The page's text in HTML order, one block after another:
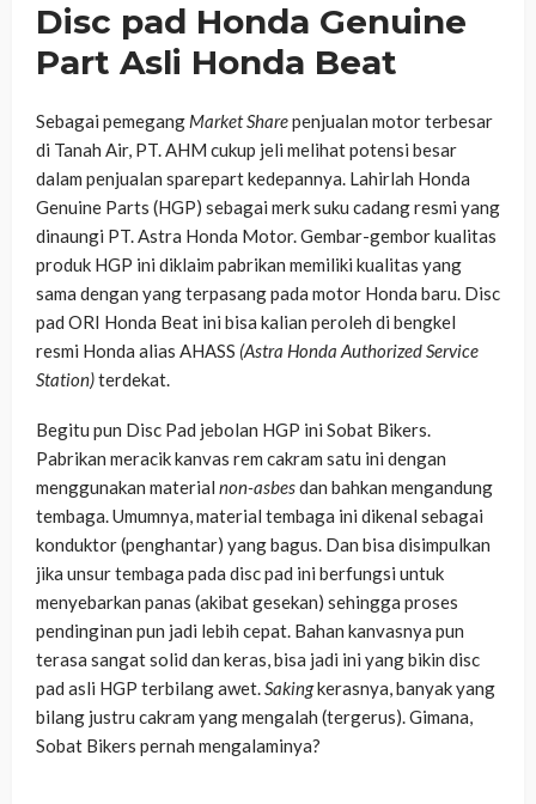
Disc pad Honda Genuine
Part Asli Honda Beat
Sebagai pemegang Market Sharepenjualan motor terbesar
di Tanah Air, PT. AHM cukup jeli melihat potensi besar
dalam penjualan sparepart kedepannya. Lahirlah Honda
Genuine Parts (HGP) sebagai merk suku cadang resmi yang
dinaungi PT. Astra Honda Motor. Gembar-gembor kualitas
produk HGP ini diklaim pabrikan memiliki kualitas yang
sama dengan yang terpasang pada motor Honda baru. Disc
pad ORI Honda Beat ini bisa kalian peroleh di bengkel
resmi Honda alias AHASS (Astra Honda Authorized Service
Station)terdekat.
Begitu pun Disc Pad jebolan HGP ini Sobat Bikers.
Pabrikan meracik kanvas rem cakram satu ini dengan
menggunakan material non-asbesdan bahkan mengandung
tembaga. Umumnya, material tembaga ini dikenal sebagai
konduktor (penghantar) yang bagus. Dan bisa disimpulkan
jika unsur tembaga pada disc pad ini berfungsi untuk
menyebarkan panas (akibat gesekan) sehingga proses
pendinginan pun jadi lebih cepat. Bahan kanvasnya pun
terasa sangat solid dan keras, bisa jadi ini yang bikin disc
pad asli HGP terbilang awet.Sakingkerasnya, banyak yang
bilang justru cakram yang mengalah (tergerus). Gimana,
Sobat Bikers pernah mengalaminya?